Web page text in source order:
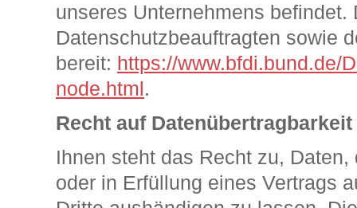
unseres Unternehmens
Datenschutzbeauftragten sowie
bereit: https://www.bfdi.bund.de/
node.html.
Recht auf Datenübertragbarkeit
Ihnen steht das Recht zu,
oder in Erfüllung eines Vertrags